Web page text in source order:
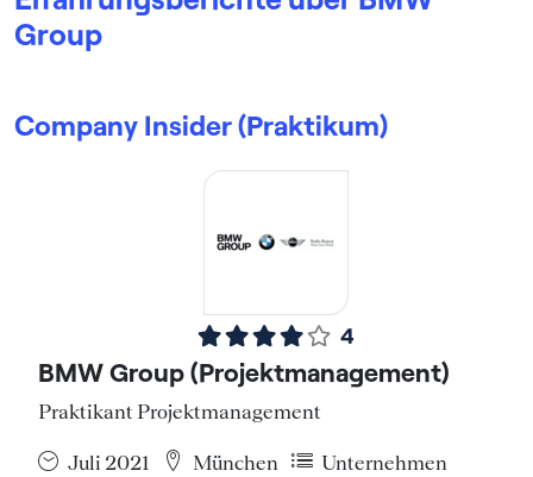
Group
Company Insider (Praktikum)
4
BMW Group (Projektmanagement)
Praktikant Projektmanagement
Juli 2021 München Unternehmen